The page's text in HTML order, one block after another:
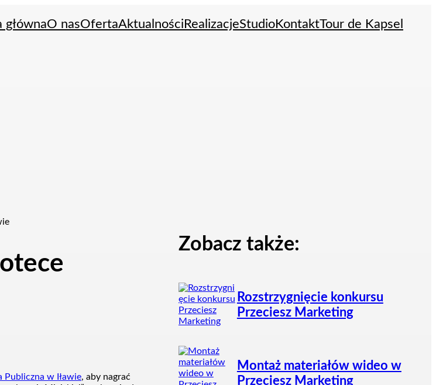
głównaO nasOfertaAktualności RealizacjeStudioKontaktTour de Kapsel
Publiczna w Iławie, aby nagrać
Zobacz także:
Rozstrzygnięcie konkursu
Przeciesz Marketing
Montaż materiałów wideo w
Przeciesz Marketing